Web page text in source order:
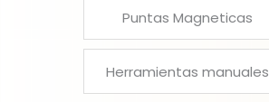
Puntas Magneticas
Herramientas manuales